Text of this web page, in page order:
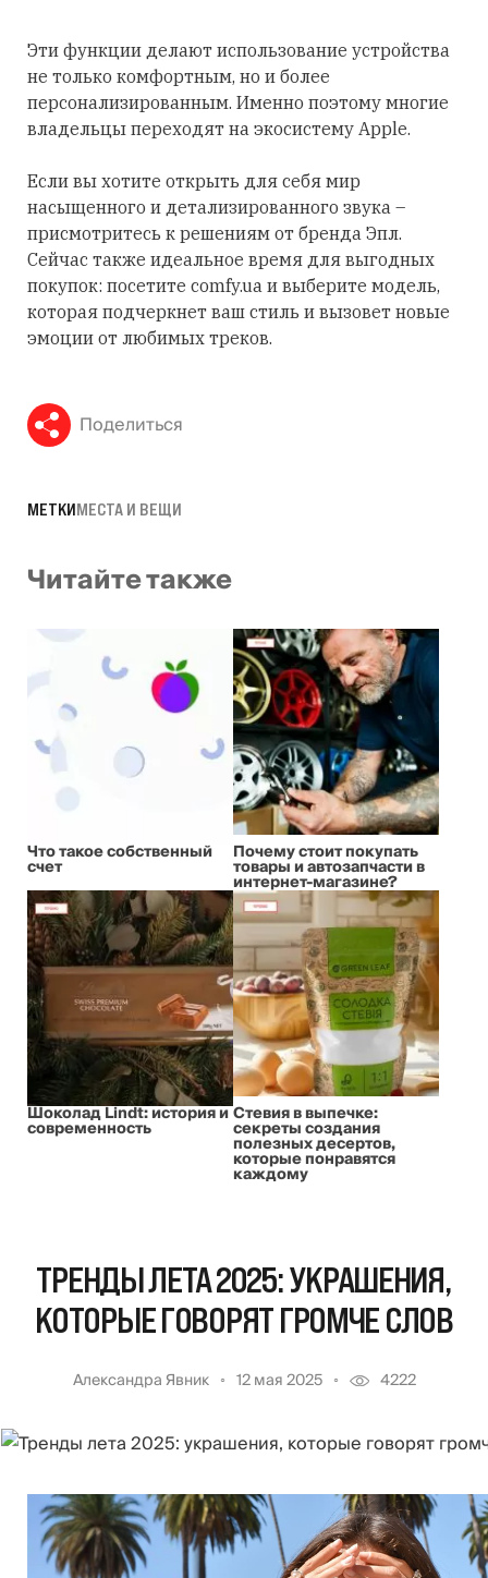
Эти функции делают использование устройства
не только комфортным, но и более
персонализированным. Именно поэтому многие
владельцы переходят на экосистему Apple.
Если вы хотите открыть для себя мир
насыщенного и детализированного звука –
присмотритесь к решениям от бренда Эпл.
Сейчас также идеальное время для выгодных
покупок: посетите comfy.ua и выберите модель,
которая подчеркнет ваш стиль и вызовет новые
эмоции от любимых треков.
Поделиться
МЕТКИМЕСТА И ВЕЩИ
Читайте также
Что такое собственный
счет
Почему стоит покупать
товары и автозапчасти в
интернет-магазине?
Шоколад Lindt: история и
современность
Стевия в выпечке:
секреты создания
полезных десертов,
которые понравятся
каждому
ТРЕНДЫ ЛЕТА 2025: УКРАШЕНИЯ,
КОТОРЫЕ ГОВОРЯТ ГРОМЧЕ СЛОВ
Александра Явник 12 мая 2025 4222